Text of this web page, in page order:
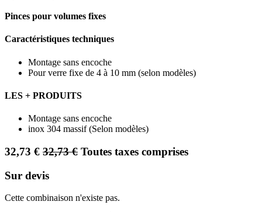
Pinces pour volumes fixes
Caractéristiques techniques
Montage sans encoche
Pour verre fixe de 4 à 10 mm (selon modèles)
LES + PRODUITS
Montage sans encoche
inox 304 massif (Selon modèles)
32,73 € 32,73€ Toutes taxes comprises
Sur devis
Cette combinaison n'existe pas.